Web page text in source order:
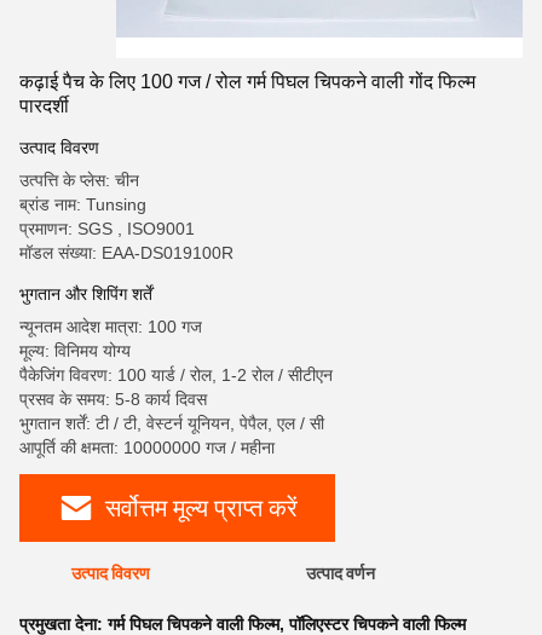
कढ़ाई पैच के लिए 100 गज / रोल गर्म पिघल चिपकने वाली गोंद फिल्म
पारदर्शी
उत्पाद विवरण
उत्पत्ति के प्लेस: चीन
ब्रांड नाम: Tunsing
प्रमाणन: SGS , ISO9001
मॉडल संख्या: EAA-DS019100R
भुगतान और शिपिंग शर्तें
न्यूनतम आदेश मात्रा: 100 गज
मूल्य: विनिमय योग्य
पैकेजिंग विवरण: 100 यार्ड / रोल, 1-2 रोल / सीटीएन
प्रसव के समय: 5-8 कार्य दिवस
भुगतान शर्तें: टी / टी, वेस्टर्न यूनियन, पेपैल, एल / सी
आपूर्ति की क्षमता: 10000000 गज / महीना
सर्वोत्तम मूल्य प्राप्त करें
उत्पाद विवरण उत्पाद वर्णन
प्रमुखता देना:गर्म पिघल चिपकने वाली फिल्म,पॉलिएस्टर चिपकने वाली फिल्म